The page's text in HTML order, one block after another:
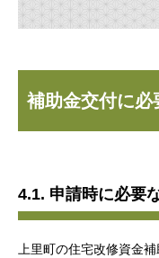
補助金交付に必
4.1. 申請時に必要
上里町の住宅改修資金